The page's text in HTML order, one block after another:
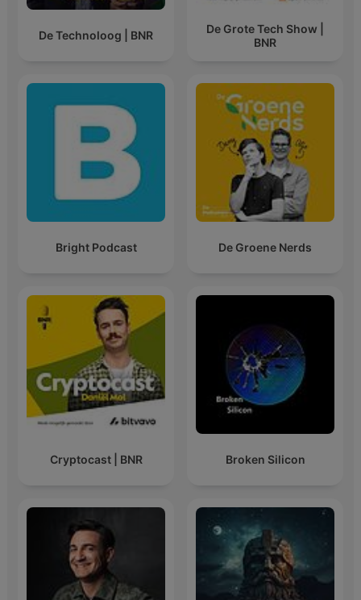
De Technoloog | BNR
De Grote Tech Show |
BNR
Bright Podcast De Groene Nerds
Cryptocast | BNR Broken Silicon